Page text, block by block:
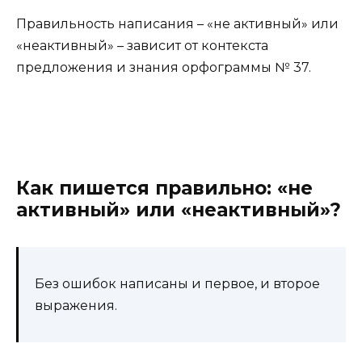
Правильность написания – «не активный» или
«неактивный» – зависит от контекста
предложения и знания орфограммы № 37.
Как пишется правильно: «не
активный» или «неактивный»?
Без ошибок написаны и первое, и второе
выражения.